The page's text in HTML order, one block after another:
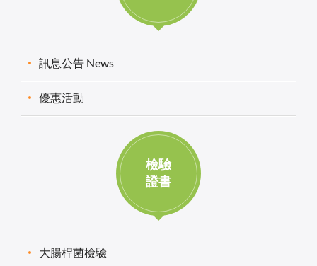
訊息公告 News
優惠活動
檢驗
證書
大腸桿菌檢驗